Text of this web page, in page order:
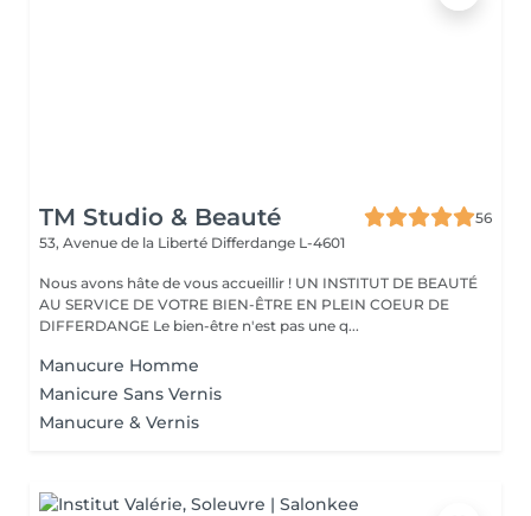
TM Studio & Beauté
56
53, Avenue de la Liberté Differdange L-4601
Nous avons hâte de vous accueillir ! UN INSTITUT DE BEAUTÉ
AU SERVICE DE VOTRE BIEN-ÊTRE EN PLEIN COEUR DE
DIFFERDANGE Le bien-être n'est pas une q...
Manucure Homme
Manicure Sans Vernis
Manucure & Vernis